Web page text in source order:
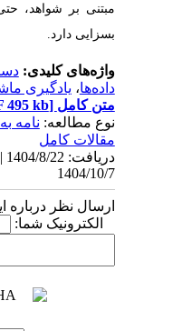
مبتنی بر شواهد،
بسزایی دارد.
واژه‌های کلیدی:
داده‌ها،یادگیری
متن کامل[PDF 495 kb]
نوع مطالعه:نامه به
مقالات کامل
1404/10/7
ارسال نظر درباره
الکترونیک شما: